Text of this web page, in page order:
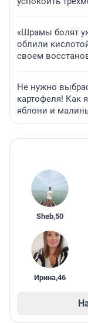
«Шрамы болят
облили
своем
Не нужно
картофеля! Как
яблони и
Sheb,50
Ирина,46